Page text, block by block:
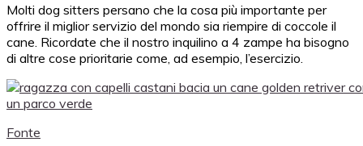
Molti dog sitters persano che la cosa più importante per
offrire il miglior servizio del mondo sia riempire di coccole il
cane. Ricordate che il nostro inquilino a 4 zampe ha bisogno
di altre cose prioritarie come, ad esempio, l’esercizio.
Fonte